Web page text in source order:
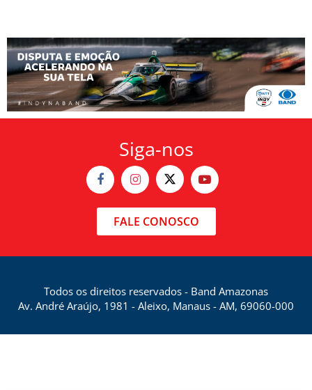
Siga-nos
FALE CONOSCO
Todos os direitos reservados - Band Amazonas
Av. André Araújo, 1981 - Aleixo, Manaus - AM, 69060-000